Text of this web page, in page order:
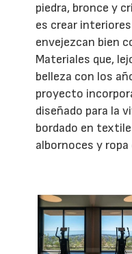
piedra, bronce y
es crear
envejezcan bien
Materiales que,
belleza con los
proyecto
diseñado para la
bordado en
albornoces y ropa